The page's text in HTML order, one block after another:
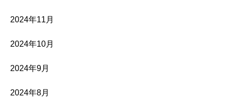
2024年11月
2024年10月
2024年9月
2024年8月